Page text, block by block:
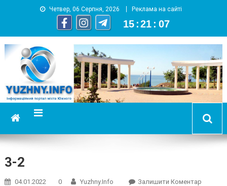
Четвер, 06 Серпня, 2026 Реклама на сайті
15 :21 : 08
YUZHNY.INFO
информационный портал города Южный
3-2
04.01.2022 0 Yuzhny.info Залишити КоментарOn